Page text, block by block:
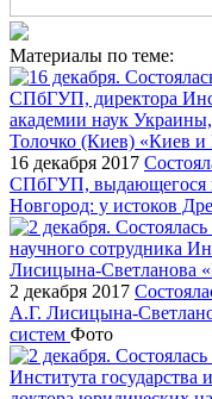
Материалы по теме:
16 декабря 2017
СПбГУП, выдающегося
Новгород: у истоков
2 декабря 2017
А.Г. Лисицына-
систем Фото